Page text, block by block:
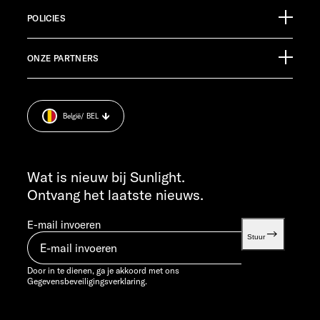
Germany
KLANTENSERVICE
service@service.sunlight.de
MA T/M DO 7:30 - 12:00 UUR EN 13:00 - 16:00 UUR
VR 7:30 - 12:00 UUR
info@sunlight.de
Informatiemateriaal
POLICIES
Afdruk.
Cookie Consent
Informatie over het gewicht
ONZE PARTNERS
Wat is nieuw bij Sunlight.
Ontvang het laatste nieuws.
E-mail invoeren
Stuur
Door in te dienen, ga je akkoord met ons
Gegevensbeveiligingsverklaring.
België/ BEL